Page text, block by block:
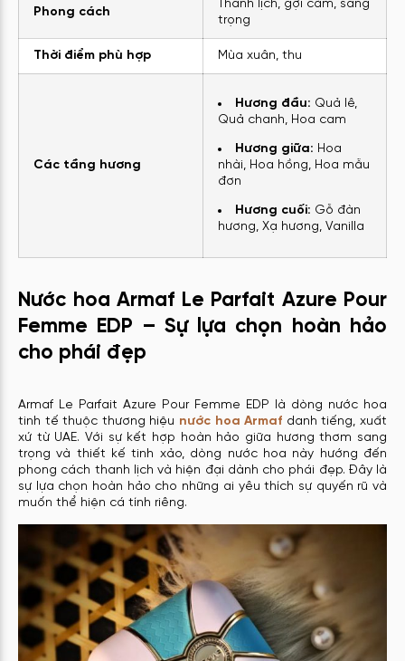
Phong cách
Thanh lịch, gợi cảm, sang
trọng
Thời điểm phù hợp Mùa xuân, thu
Các tầng hương
Hương đầu: Quả lê,
Quả chanh, Hoa cam
Hương giữa: Hoa
nhài, Hoa hồng, Hoa mẫu
đơn
Hương cuối: Gỗ đàn
hương, Xạ hương, Vanilla
Nước hoa Armaf Le Parfait Azure Pour
Femme EDP – Sự lựa chọn hoàn hảo
cho phái đẹp
Armaf Le Parfait Azure Pour Femme EDP là dòng nước hoa
tinh tế thuộc thương hiệu nước hoa Armaf danh tiếng, xuất
xứ từ UAE. Với sự kết hợp hoàn hảo giữa hương thơm sang
trọng và thiết kế tinh xảo, dòng nước hoa này hướng đến
phong cách thanh lịch và hiện đại dành cho phái đẹp. Đây là
sự lựa chọn hoàn hảo cho những ai yêu thích sự quyến rũ và
muốn thể hiện cá tính riêng.